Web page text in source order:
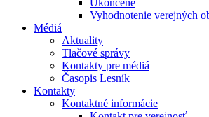
Vyhodnotenie verejných
Médiá
Aktuality
Tlačové správy
Kontakty pre médiá
Časopis Lesník
Kontakty
Kontaktné informácie